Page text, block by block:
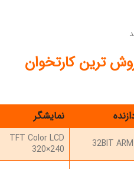
ترین کارتخوان
نمایشگر
32BIT
TFT Color LCD
320×240